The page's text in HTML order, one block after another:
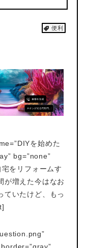
便利
を始めた
bg=”none”
をリフォームす
が増えた今はなお
ていたけど、もっ